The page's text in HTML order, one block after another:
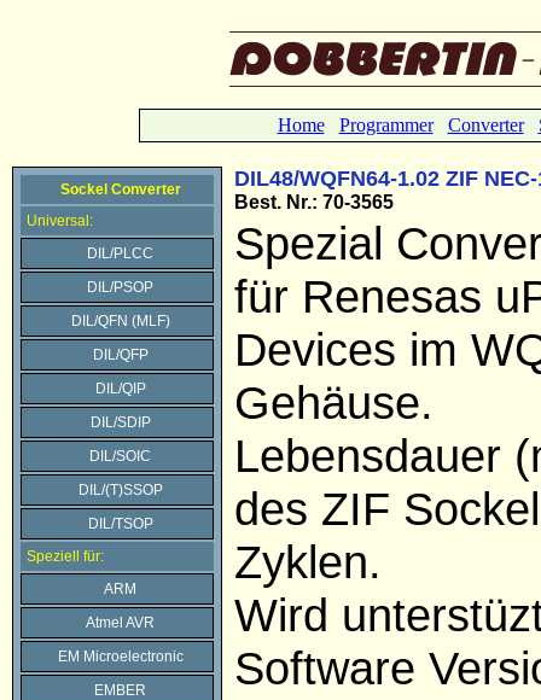
Home Programmer Converter
Sockel Converter
Universal:
DIL/PLCC
DIL/PSOP
DIL/QFN (MLF)
DIL/QFP
DIL/QIP
DIL/SDIP
DIL/SOIC
DIL/(T)SSOP
DIL/TSOP
Speziell für:
ARM
Atmel AVR
EM Microelectronic
EMBER
DIL48/WQFN64-1.02 ZIF
Best. Nr.: 70-3565
Spezial
für Renesas
Devices im
Gehäuse.
Lebensdauer
des ZIF
Zyklen.
Wird
Software